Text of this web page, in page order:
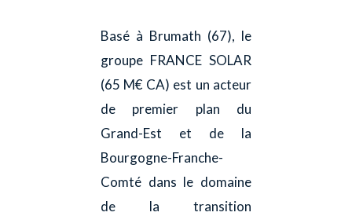
Basé à Brumath (67), le
groupe FRANCE SOLAR
(65 M€ CA) est un acteur
de premier plan du
Grand-Est et de la
Bourgogne-Franche-
Comté dans le domaine
de la transition